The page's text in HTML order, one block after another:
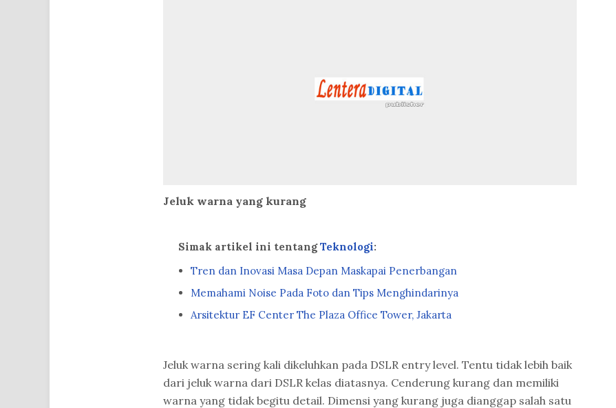
Jeluk warna yang kurang
Simak artikel ini tentangTeknologi:
Tren dan Inovasi Masa Depan Maskapai Penerbangan
Memahami Noise Pada Foto dan Tips Menghindarinya
Arsitektur EF Center The Plaza Office Tower, Jakarta
Jeluk warna sering kali dikeluhkan pada DSLR entry level. Tentu tidak lebih baik
dari jeluk warna dari DSLR kelas diatasnya. Cenderung kurang dan memiliki
warna yang tidak begitu detail. Dimensi yang kurang juga dianggap salah satu